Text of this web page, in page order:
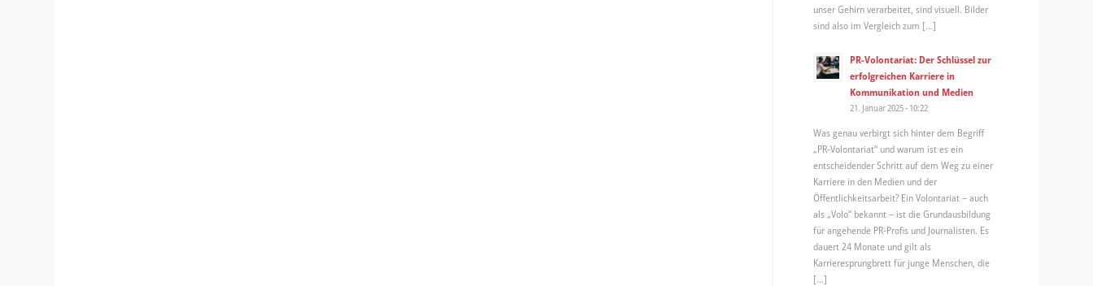
unser Gehirn verarbeitet, sind visuell. Bilder
sind also im Vergleich zum […]
PR-Volontariat: Der Schlüssel zur
erfolgreichen Karriere in
Kommunikation und Medien
21. Januar 2025 - 10:22
Was genau verbirgt sich hinter dem Begriff
„PR-Volontariat“ und warum ist es ein
entscheidender Schritt auf dem Weg zu einer
Karriere in den Medien und der
Öffentlichkeitsarbeit? Ein Volontariat – auch
als „Volo“ bekannt – ist die Grundausbildung
für angehende PR-Profis und Journalisten. Es
dauert 24 Monate und gilt als
Karrieresprungbrett für junge Menschen, die
[…]